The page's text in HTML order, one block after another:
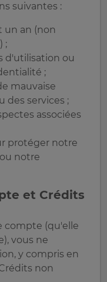
suivantes :
un an (non
;
d'utilisation ou
;
mauvaise
des services ;
associées
protéger notre
notre
et Crédits
compte (qu'elle
vous ne
y compris en
non